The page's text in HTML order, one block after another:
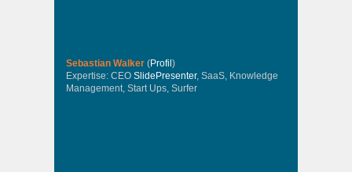
Sebastian Walker (Profil )
Expertise: CEO SlidePresenter, SaaS, Knowledge
Management, Start Ups, Surfer